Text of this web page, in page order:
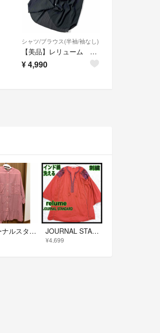
シャツ/ブラウス(半袖/袖なし)
【美品】レリューム シアサッカー フレンチスリーブ チュニック ブラウス 黒
¥4,990
ジャーナルスタンダードrelume ブラウス JOURNAL STANDARD relume インド綿 エスニック刺繍 ブラウス チュニック 赤レッドタッセル エンブロイダリー
¥4,699